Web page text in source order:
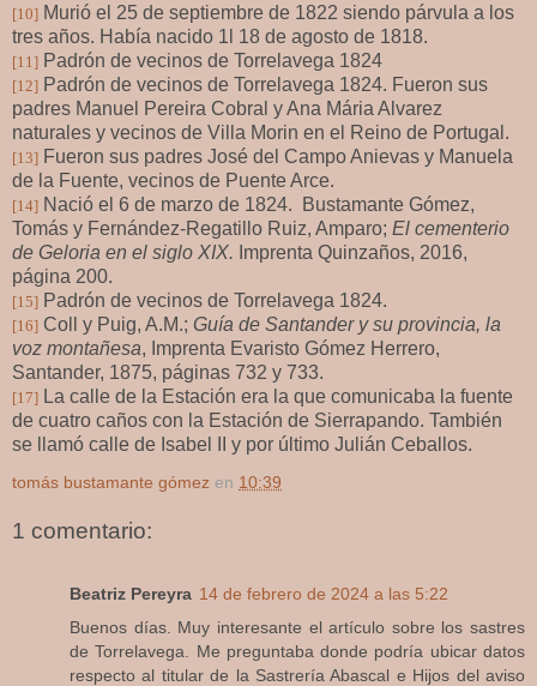
[10] Murió el 25 de septiembre de 1822 siendo párvula a los
tres años. Había nacido 1l 18 de agosto de 1818.
[11] Padrón de vecinos de Torrelavega 1824
[12] Padrón de vecinos de Torrelavega 1824. Fueron sus
padres Manuel Pereira Cobral y Ana Mária Alvarez
naturales y vecinos de Villa Morin en el Reino de Portugal.
[13] Fueron sus padres José del Campo Anievas y Manuela
de la Fuente, vecinos de Puente Arce.
[14] Nació el 6 de marzo de 1824.
Bustamante Gómez,
Tomás y Fernández-Regatillo Ruiz, Amparo; El cementerio
de Geloria en el siglo XIX. Imprenta Quinzaños, 2016,
página 200.
[15] Padrón de vecinos de Torrelavega 1824.
[16] Coll y Puig, A.M.; Guía de Santander y su provincia, la
voz montañesa, Imprenta Evaristo Gómez Herrero,
Santander, 1875, páginas 732 y 733.
[17] La calle de la Estación era la que comunicaba la fuente
de cuatro caños con la Estación de Sierrapando. También
se llamó calle de Isabel II y por último Julián Ceballos.
tomás bustamante gómez en 10:39
1 comentario:
Beatriz Pereyra 14 de febrero de 2024 a las 5:22
Buenos días. Muy interesante el artículo sobre los sastres
de Torrelavega. Me preguntaba donde podría ubicar datos
respecto al titular de la Sastrería Abascal e Hijos del aviso